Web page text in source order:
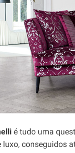
é tudo uma
luxo, conseguidos